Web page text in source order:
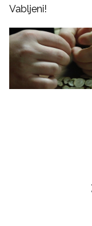
Vabljeni!